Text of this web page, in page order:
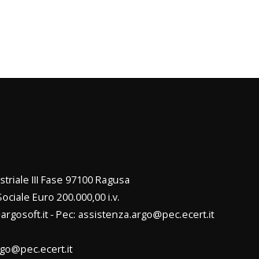
III Fase 97100 Ragusa
Euro 200.000,00 i.v.
- Pec: assistenza.argo@pec.ecert.it